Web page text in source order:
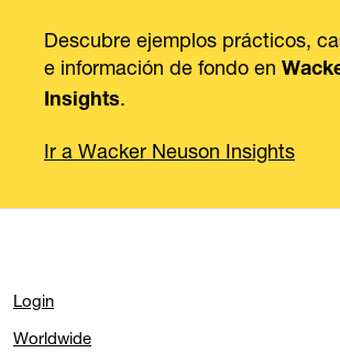
Descubre ejemplos prácticos,
e información de fondo en
Insights.
Ir a Wacker Neuson Insights
Login
Worldwide